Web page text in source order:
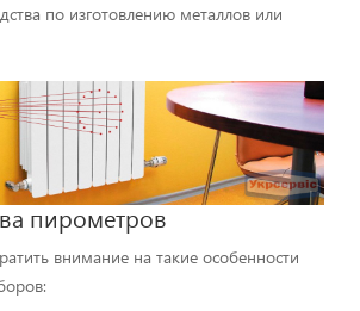
по изготовлению металлов или
пирометров
внимание на такие особенности